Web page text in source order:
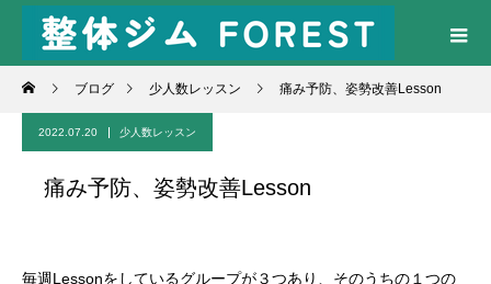
ブログ 少人数レッスン 痛み予防、姿勢改善Lesson
2022.07.20 少人数レッスン
痛み予防、姿勢改善Lesson
毎週Lessonをしているグループが３つあり、そのうちの１つの